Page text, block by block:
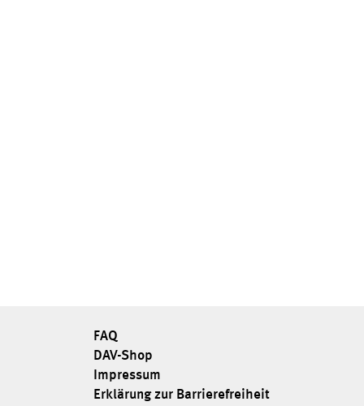
FAQ
DAV-Shop
Impressum
Erklärung zur Barrierefreiheit